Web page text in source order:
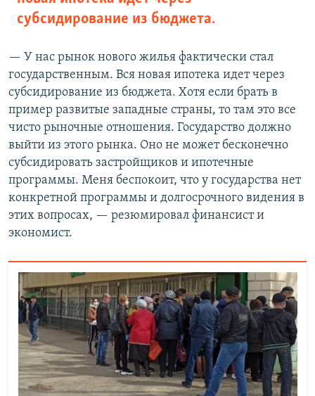
субсидирование из бюджета.
— У нас рынок нового жилья фактически стал
государственным. Вся новая ипотека идет через
субсидирование из бюджета. Хотя если брать в
пример развитые западные страны, то там это все
чисто рыночные отношения. Государство должно
выйти из этого рынка. Оно не может бесконечно
субсидировать застройщиков и ипотечные
программы. Меня беспокоит, что у государства нет
конкретной программы и долгосрочного видения в
этих вопросах, — резюмировал финансист и
экономист.